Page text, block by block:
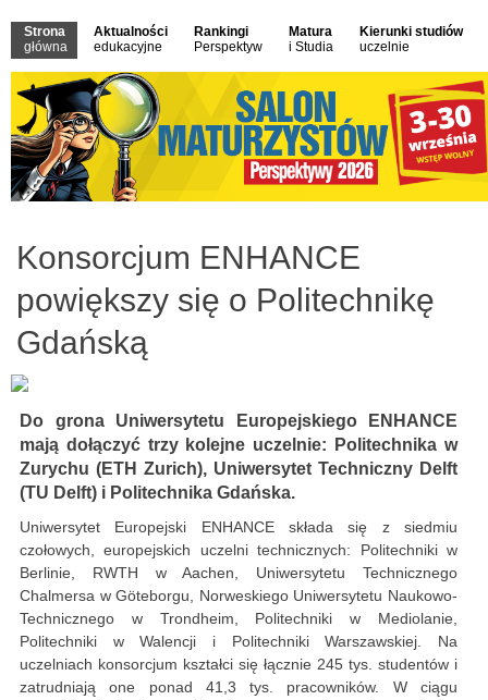
Strona
główna
Aktualności
edukacyjne
Rankingi
Perspektyw
Matura
i Studia
Kierunki studiów
uczelnie
Konsorcjum ENHANCE
powiększy się o Politechnikę
Gdańską
Do grona Uniwersytetu Europejskiego ENHANCE
mają dołączyć trzy kolejne uczelnie: Politechnika w
Zurychu (ETH Zurich), Uniwersytet Techniczny Delft
(TU Delft) i Politechnika Gdańska.
Uniwersytet Europejski ENHANCE składa się z siedmiu
czołowych, europejskich uczelni technicznych: Politechniki w
Berlinie, RWTH w Aachen, Uniwersytetu Technicznego
Chalmersa w Göteborgu, Norweskiego Uniwersytetu Naukowo-
Technicznego w Trondheim, Politechniki w Mediolanie,
Politechniki w Walencji i Politechniki Warszawskiej. Na
uczelniach konsorcjum kształci się łącznie 245 tys. studentów i
zatrudniają one ponad 41,3 tys. pracowników. W ciągu